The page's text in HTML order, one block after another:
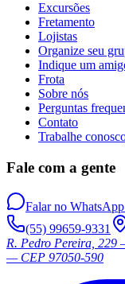
Excursões
Fretamento
Lojistas
Organize seu
Indique um
Frota
Sobre nós
Perguntas
Contato
Trabalhe
Fale com a gente
Falar no WhatsApp
(55) 99659-9331
R. Pedro Pereira, 229
— CEP 97050-590